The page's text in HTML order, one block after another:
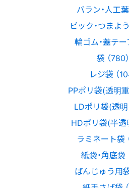
バラン・人工葉
ピック・つまよう
輪ゴム・蓋テー
袋 （780）
レジ袋 （
PPポリ袋(透明重
LDポリ袋(透明
HDポリ袋(半透
ラミネート袋
紙袋・角底袋
ばんじゅう用袋